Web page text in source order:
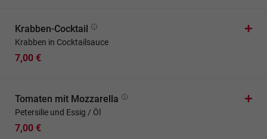
Krabben-Cocktail
Krabben in Cocktailsauce
7,00 €
Tomaten mit Mozzarella
Petersilie und Essig / Öl
7,00 €